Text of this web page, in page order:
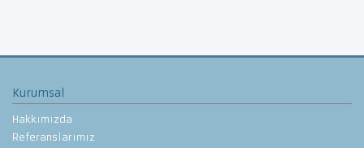
Kurumsal
Hakkımızda
Referanslarımız